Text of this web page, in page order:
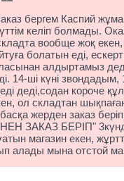
бергем Каспий жұма
келіп болмады.
вообще жоқ
болатын еді,
алдыртамыз
14-ші күні звондадым,
деді,содан короче
ол складтан
басқа жерден заказ
ЗАКАЗ БЕРІП"
магазин екен,
алады мына отстой